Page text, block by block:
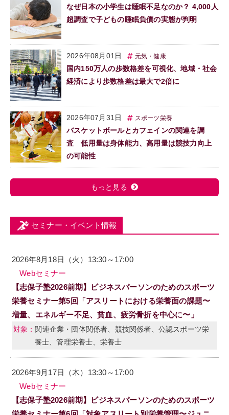
なぜ日本の小学生は睡眠不足なのか？ 4,000人
超調査で子どもの睡眠負債の実態が判明
2026年08月01日 元気・健康
国内150万人の歩数格差を可視化、地域・社会
経済により歩数格差は最大で2倍に
2026年07月31日 スポーツ栄養
バスケットボールとカフェインの関連を調
査 低用量は身体能力、高用量は競技力向上
の可能性
もっと見る
セミナー・イベント情報
2026年8月18日（火）13:30～17:00
Webセミナー
【志保子塾2026前期】ビジネスパーソンのためのスポーツ
栄養セミナー第5回「アスリートにおける栄養面の課題〜
増量、エネルギー不足、貧血、疲労骨折を中心に〜」
関連企業・団体関係者、競技関係者、公認スポーツ栄
養士、管理栄養士、栄養士
2026年9月17日（木）13:30～17:00
Webセミナー
【志保子塾2026前期】ビジネスパーソンのためのスポーツ